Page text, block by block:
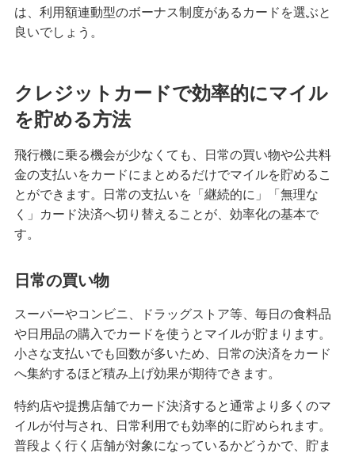
は、利用額連動型のボーナス制度があるカードを選ぶと
良いでしょう。
クレジットカードで効率的にマイル
を貯める方法
飛行機に乗る機会が少なくても、日常の買い物や公共料
金の支払いをカードにまとめるだけでマイルを貯めるこ
とができます。日常の支払いを「継続的に」「無理な
く」カード決済へ切り替えることが、効率化の基本で
す。
日常の買い物
スーパーやコンビニ、ドラッグストア等、毎日の食料品
や日用品の購入でカードを使うとマイルが貯まります。
小さな支払いでも回数が多いため、日常の決済をカード
へ集約するほど積み上げ効果が期待できます。
特約店や提携店舗でカード決済すると通常より多くのマ
イルが付与され、日常利用でも効率的に貯められます。
普段よく行く店舗が対象になっているかどうかで、貯ま